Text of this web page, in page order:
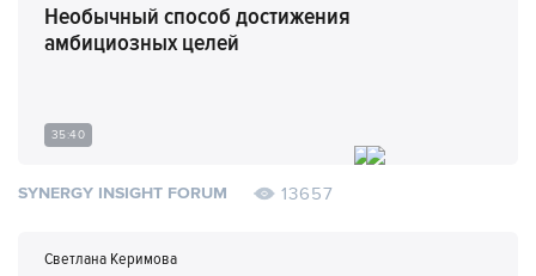
Необычный способ достижения
амбициозных целей
35:40
SYNERGY INSIGHT FORUM 13657
Светлана Керимова